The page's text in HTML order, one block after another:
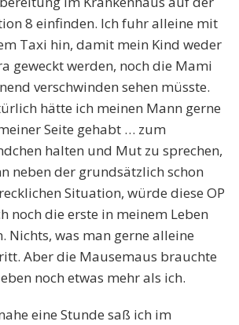
8 einfinden. Ich fuhr alleine mit
Taxi hin, damit mein Kind weder
geweckt werden, noch die Mami
verschwinden sehen müsste.
hätte ich meinen Mann gerne
Seite gehabt … zum
halten und Mut zu sprechen,
neben der grundsätzlich schon
Situation, würde diese OP
noch die erste in meinem Leben
Nichts, was man gerne alleine
Aber die Mausemaus brauchte
noch etwas mehr als ich.
eine Stunde saß ich im